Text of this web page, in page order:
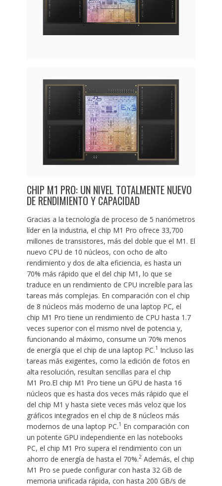
CHIP M1 PRO: UN NIVEL TOTALMENTE NUEVO
DE RENDIMIENTO Y CAPACIDAD
Gracias a la tecnología de proceso de 5 nanómetros
líder en la industria, el chip M1 Pro ofrece 33,700
millones de transistores, más del doble que el M1. El
nuevo CPU de 10 núcleos, con ocho de alto
rendimiento y dos de alta eficiencia, es hasta un
70% más rápido que el del chip M1, lo que se
traduce en un rendimiento de CPU increíble para las
tareas más complejas. En comparación con el chip
de 8 núcleos más moderno de una laptop PC, el
chip M1 Pro tiene un rendimiento de CPU hasta 1.7
veces superior con el mismo nivel de potencia y,
funcionando al máximo, consume un 70% menos
de energía que el chip de una laptop PC.1 Incluso las
tareas más exigentes, como la edición de fotos en
alta resolución, resultan sencillas para el chip
M1 Pro.El chip M1 Pro tiene un GPU de hasta 16
núcleos que es hasta dos veces más rápido que el
del chip M1 y hasta siete veces más veloz que los
gráficos integrados en el chip de 8 núcleos más
modernos de una laptop PC.1 En comparación con
un potente GPU independiente en las notebooks
PC, el chip M1 Pro supera el rendimiento con un
ahorro de energía de hasta el 70%.2Además, el chip
M1 Pro se puede configurar con hasta 32 GB de
memoria unificada rápida, con hasta 200 GB/s de